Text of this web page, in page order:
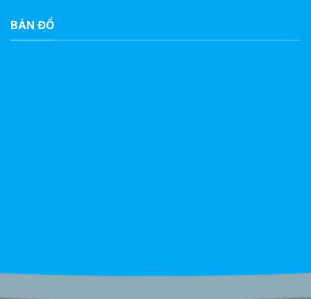
BẢN ĐỒ